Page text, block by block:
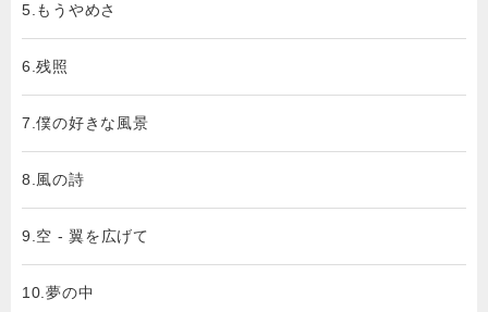
5.もうやめさ
6.残照
7.僕の好きな風景
8.風の詩
9.空 - 翼を広げて
10.夢の中